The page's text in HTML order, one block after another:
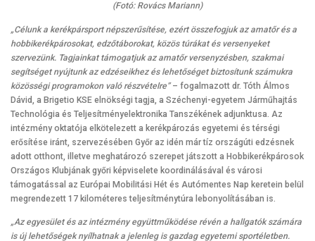
(Fotó: Rovács Mariann)
„Célunk a kerékpársport népszerűsítése, ezért összefogjuk az amatőr és a
hobbikerékpárosokat, edzőtáborokat, közös túrákat és versenyeket
szervezünk. Tagjainkat támogatjuk az amatőr versenyzésben, szakmai
segítséget nyújtunk az edzéseikhez és lehetőséget biztosítunk számukra
közösségi programokon való részvételre”– fogalmazott dr. Tóth Álmos
Dávid, a Brigetio KSE elnökségi tagja, a Széchenyi-egyetem Járműhajtás
Technológia és Teljesítményelektronika Tanszékének adjunktusa. Az
intézmény oktatója elkötelezett a kerékpározás egyetemi és térségi
erősítése iránt, szervezésében Győr az idén már tíz országúti edzésnek
adott otthont, illetve meghatározó szerepet játszott a Hobbikerékpárosok
Országos Klubjának győri képviselete koordinálásával és városi
támogatással az Európai Mobilitási Hét és Autómentes Nap keretein belül
megrendezett 17 kilométeres teljesítménytúra lebonyolításában is.
„Az egyesület és az intézmény együttműködése révén a hallgatók számára
is új lehetőségek nyílhatnak a jelenleg is gazdag egyetemi sportéletben.